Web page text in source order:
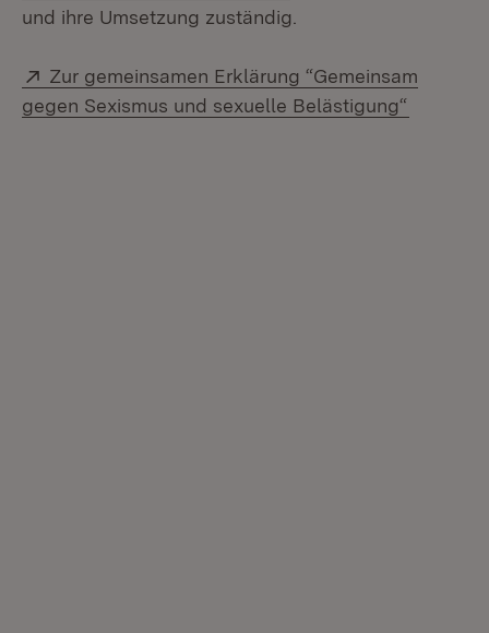
und ihre Umsetzung zuständig.
Extern:
Zur gemeinsamen Erklärung “Gemeinsam
gegen Sexismus und sexuelle Belästigung“